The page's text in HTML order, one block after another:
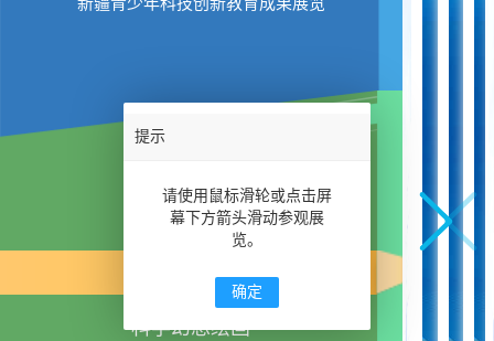
科技创新成果
科技实践活动
科学幻想绘画
提示
请使用鼠标滑轮或点击屏
幕下方箭头滑动参观展
览。
确定